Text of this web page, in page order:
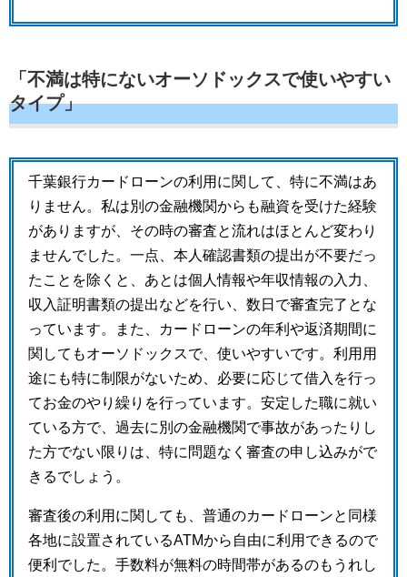
「不満は特にないオーソドックスで使いやすい
タイプ」
千葉銀行カードローンの利用に関して、特に不満はあ
りません。私は別の金融機関からも融資を受けた経験
がありますが、その時の審査と流れはほとんど変わり
ませんでした。一点、本人確認書類の提出が不要だっ
たことを除くと、あとは個人情報や年収情報の入力、
収入証明書類の提出などを行い、数日で審査完了とな
っています。また、カードローンの年利や返済期間に
関してもオーソドックスで、使いやすいです。利用用
途にも特に制限がないため、必要に応じて借入を行っ
てお金のやり繰りを行っています。安定した職に就い
ている方で、過去に別の金融機関で事故があったりし
た方でない限りは、特に問題なく審査の申し込みがで
きるでしょう。
審査後の利用に関しても、普通のカードローンと同様
各地に設置されているATMから自由に利用できるので
便利でした。手数料が無料の時間帯があるのもうれし